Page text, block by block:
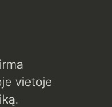
vietoje